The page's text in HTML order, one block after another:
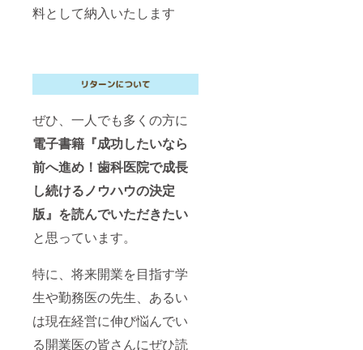
料として納入いたします
ぜひ、一人でも多くの方に
電子書籍『成功したいなら
前へ進め！歯科医院で成長
し続けるノウハウの決定
版』を読んでいただきたい
と思っています。
特に、将来開業を目指す学
生や勤務医の先生、あるい
は現在経営に伸び悩んでい
る開業医の皆さんにぜひ読